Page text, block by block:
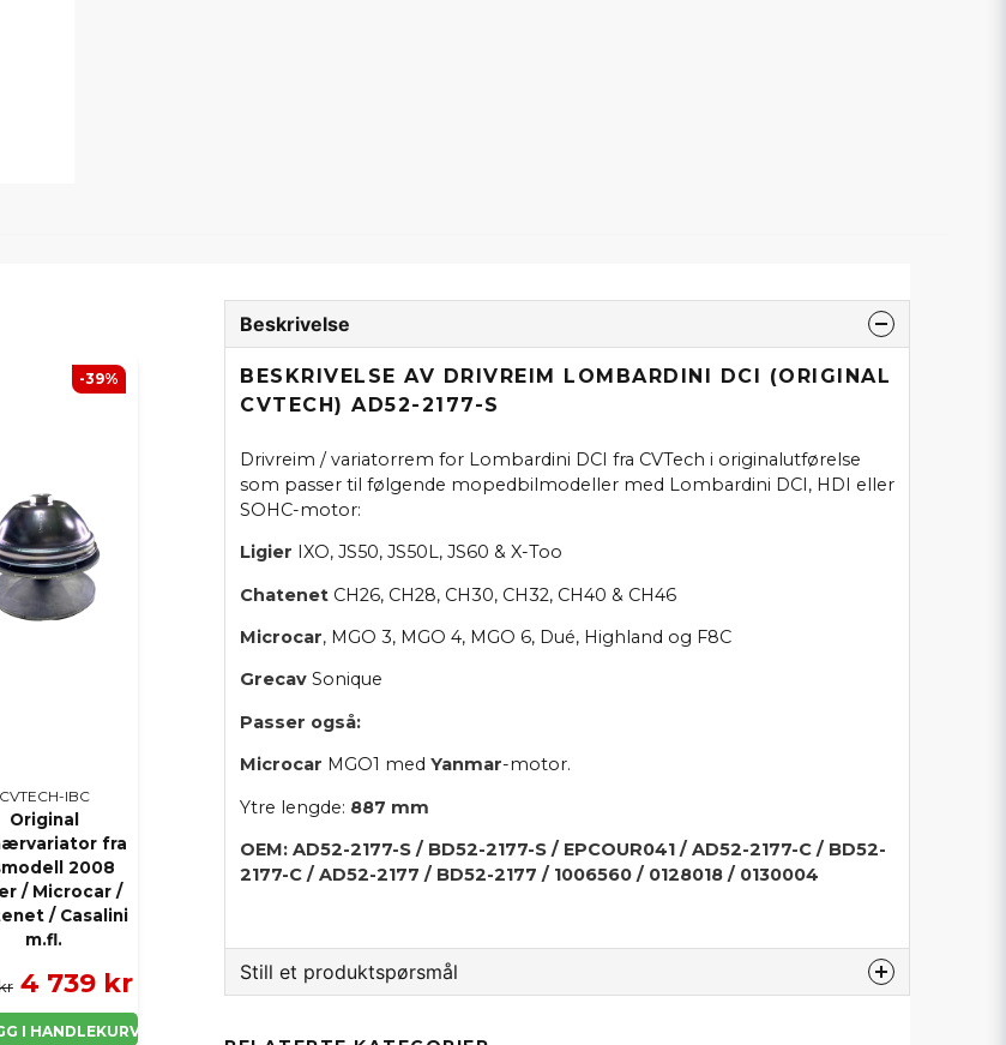
CVTECH-IBC
Original
fra
2008
/ Microcar /
/ Casalini
m.fl.
4 739 kr
I HANDLEKURV
-39%
Beskrivelse
BESKRIVELSE AV DRIVREIM LOMBARDINI DCI (ORIGINAL
CVTECH) AD52-2177-S
Drivreim / variatorrem for Lombardini DCI fra CVTech i originalutførelse
som passer til følgende mopedbilmodeller med Lombardini DCI, HDI eller
SOHC-motor:
Ligier IXO, JS50, JS50L, JS60 & X-Too
Chatenet CH26, CH28, CH30, CH32, CH40 & CH46
Microcar, MGO 3, MGO 4, MGO 6, Dué, Highland og F8C
Grecav Sonique
Passer også:
Microcar MGO1 med Yanmar-motor.
Ytre lengde: 887 mm
OEM: AD52-2177-S / BD52-2177-S / EPCOUR041 / AD52-2177-C / BD52-
2177-C / AD52-2177 / BD52-2177 / 1006560 / 0128018 / 0130004
Still et produktspørsmål
Spør oss noe om dette produktet...